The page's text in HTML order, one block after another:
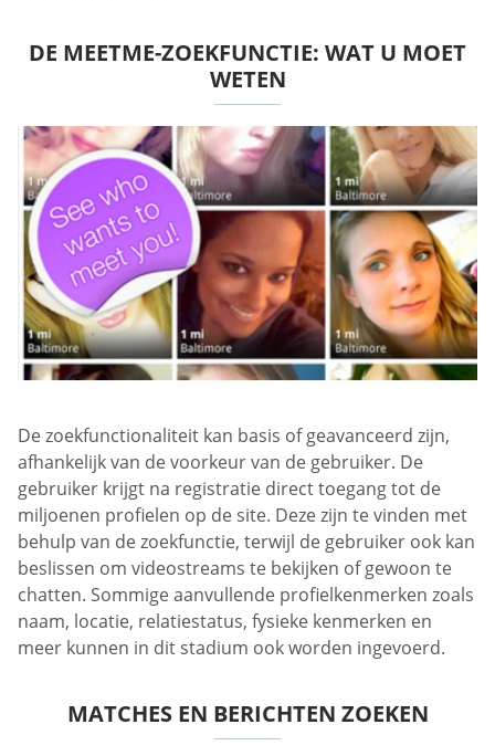
DE MEETME-ZOEKFUNCTIE: WAT U MOET
WETEN
De zoekfunctionaliteit kan basis of geavanceerd zijn,
afhankelijk van de voorkeur van de gebruiker. De
gebruiker krijgt na registratie direct toegang tot de
miljoenen profielen op de site. Deze zijn te vinden met
behulp van de zoekfunctie, terwijl de gebruiker ook kan
beslissen om videostreams te bekijken of gewoon te
chatten. Sommige aanvullende profielkenmerken zoals
naam, locatie, relatiestatus, fysieke kenmerken en
meer kunnen in dit stadium ook worden ingevoerd.
MATCHES EN BERICHTEN ZOEKEN